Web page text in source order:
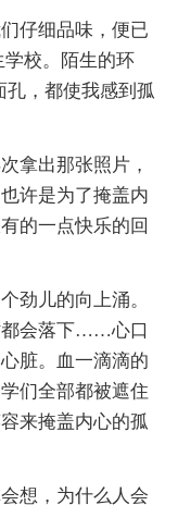
仔细品味，便已
校。陌生的环
孔，都使我感到孤
拿出那张照片，
许是为了掩盖内
的一点快乐的回
劲儿的向上涌。
都会落下……心口
脏。血一滴滴的
们全部都被遮住
来掩盖内心的孤
想，为什么人会